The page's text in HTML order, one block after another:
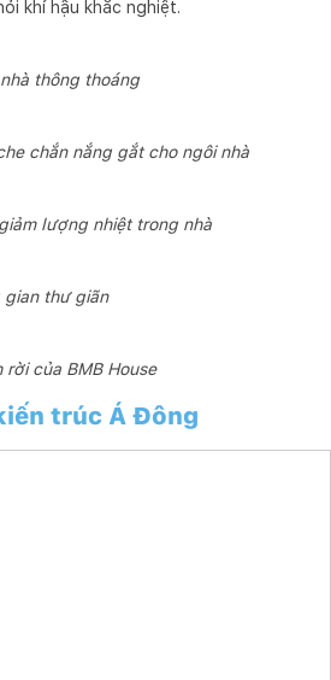
khí hậu khắc nghiệt.
thông thoáng
chắn nắng gắt cho ngôi nhà
lượng nhiệt trong nhà
gian thư giãn
của BMB House
trúc Á Đông